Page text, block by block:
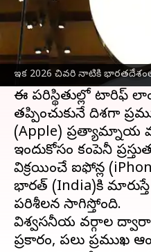
ఇక 2026 చివరి నాటికి
ఈ వార్తాకథనం ఏంటి
అమెరికా చైనా
దేశాల మధ్య
తీవ్ర రూపం
తెరిచాయి.
ఈ పరిస్థితుల్లో టారిఫ్‌
తప్పించుకునే దిశగా
(Apple) ప్రత్యామ్నాయ
ఇందుకోసం కంపెనీ
విక్రయించే ఐఫోన్ల
భారత్‌ (India)కి
పరిశీలన సాగిస్తోంది.
విశ్వసనీయ వర్గాల
ప్రకారం, పలు ప్రముఖ